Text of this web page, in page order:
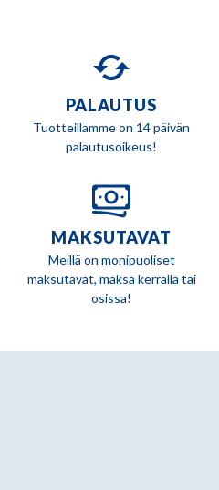
PALAUTUS
Tuotteillamme on 14 päivän
palautusoikeus!
MAKSUTAVAT
Meillä on monipuoliset
maksutavat, maksa kerralla tai
osissa!